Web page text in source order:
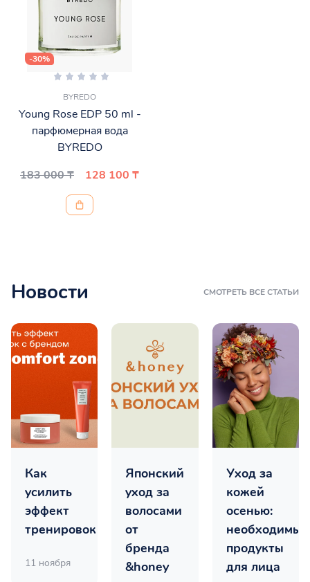
-30%
BYREDO
Young Rose EDP 50 ml -
парфюмерная вода
BYREDO
183 000 ₸
128 100 ₸
Новости СМОТРЕТЬ ВСЕ СТАТЬИ
Как
усилить
эффект
тренировок
11 ноября
Японский
уход за
волосами
от
бренда
&honey
Уход за
кожей
осенью:
необходимые
продукты
для лица